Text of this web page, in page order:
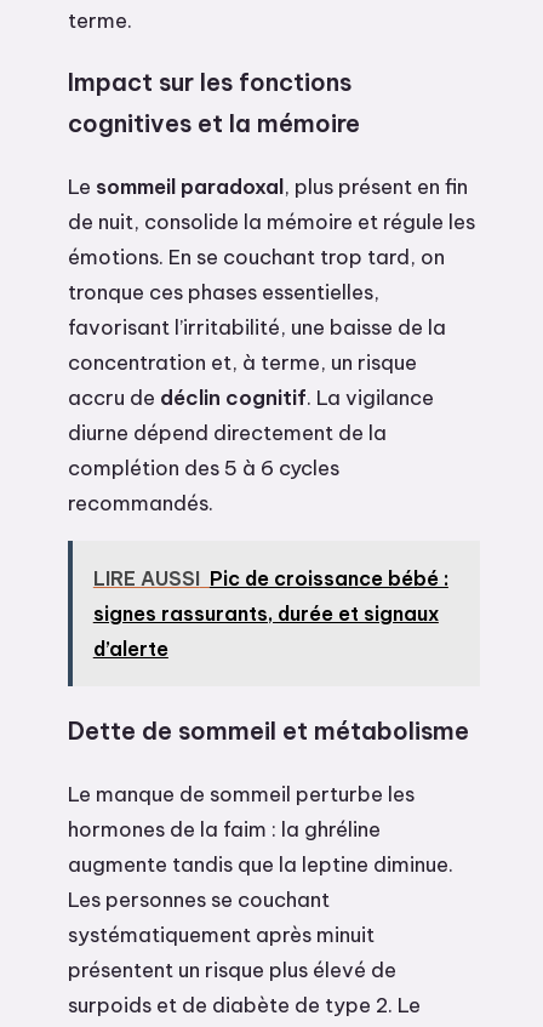
terme.
Impact sur les fonctions
cognitives et la mémoire
Le sommeil paradoxal, plus présent en fin
de nuit, consolide la mémoire et régule les
émotions. En se couchant trop tard, on
tronque ces phases essentielles,
favorisant l’irritabilité, une baisse de la
concentration et, à terme, un risque
accru de déclin cognitif. La vigilance
diurne dépend directement de la
complétion des 5 à 6 cycles
recommandés.
LIRE AUSSI Pic de croissance bébé :
signes rassurants, durée et signaux
d’alerte
Dette de sommeil et métabolisme
Le manque de sommeil perturbe les
hormones de la faim : la ghréline
augmente tandis que la leptine diminue.
Les personnes se couchant
systématiquement après minuit
présentent un risque plus élevé de
surpoids et de diabète de type 2. Le